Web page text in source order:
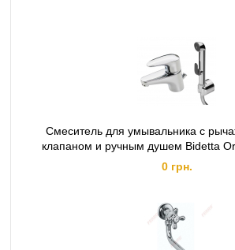
Смеситель для умывальника с
клапаном и ручным душем Bidetta
0 грн.